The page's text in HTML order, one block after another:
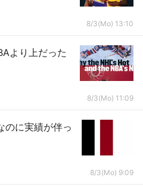
8/3(Mo) 13:10
より上だった
8/3(Mo) 11:09
のに実績が伴っ
8/3(Mo) 9:09